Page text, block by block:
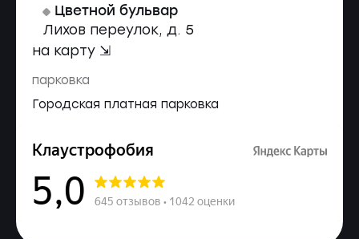
Цветной бульвар
Лихов переулок, д. 5
на карту ⇲
парковка
Городская платная парковка